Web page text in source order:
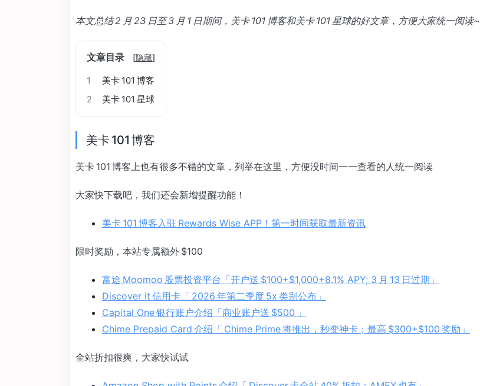
本文总结 2 月 23 日至 3 月 1 日期间，美卡 101 博客和美卡 101 星球的好文章，方便大家统一阅读~
文章目录 [隐藏]
1
美卡 101 博客
2
美卡 101 星球
美卡 101 博客
美卡 101 博客上也有很多不错的文章，列举在这里，方便没时间一一查看的人统一阅读
大家快下载吧，我们还会新增提醒功能！
美卡 101 博客入驻 Rewards Wise APP！第一时间获取最新资讯
限时奖励，本站专属额外 $100
富途 Moomoo 股票投资平台「开户送 $100+$1,000+8.1% APY; 3 月 13 日过期」
Discover it 信用卡「 2026 年第二季度 5x 类别公布」
Capital One 银行账户介绍「商业账户送 $500 」
Chime Prepaid Card 介绍「 Chime Prime 将推出，秒变神卡；最高 $300+$100 奖励」
全站折扣很爽，大家快试试